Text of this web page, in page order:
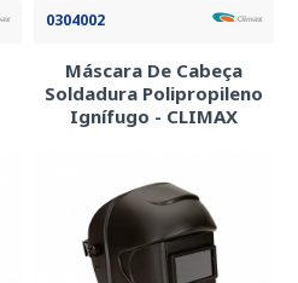
0304002
Máscara De Cabeça
Soldadura Polipropileno
Ignífugo - CLIMAX